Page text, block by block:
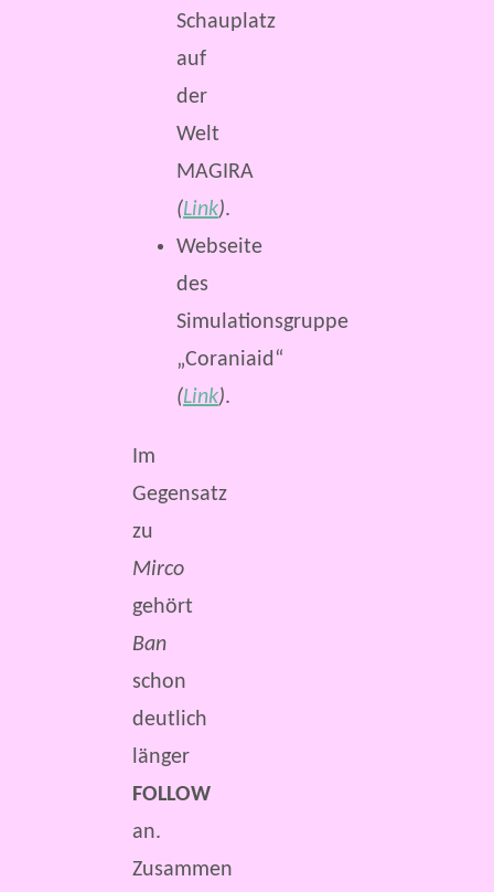
Schauplatz
auf
der
Welt
MAGIRA
(Link).
Webseite
des
Simulationsgruppe
„Coraniaid“
(Link).
Im
Gegensatz
zu
Mirco
gehört
Ban
schon
deutlich
länger
FOLLOW
an.
Zusammen